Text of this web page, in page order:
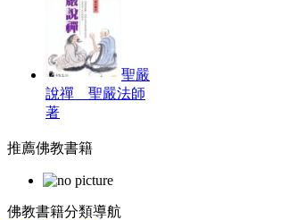
聖嚴
說禪 聖嚴法師
著
推薦佛教書籍
佛教書籍分類導航